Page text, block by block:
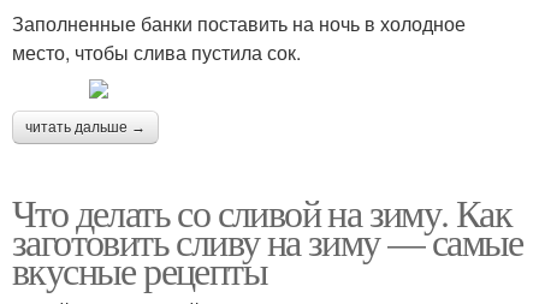
Заполненные банки поставить на ночь в холодное
место, чтобы слива пустила сок.
читать дальше →
Что делать со сливой на зиму. Как
заготовить сливу на зиму — самые
вкусные рецепты